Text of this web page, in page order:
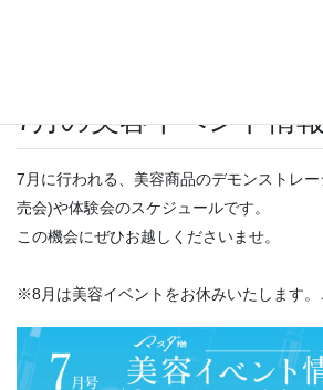
7月の美容イベント情
7月に行われる、美容商品のデモンストレ
売会)や体験会のスケジュールです。
この機会にぜひお越しくださいませ。
※8月は美容イベントをお休みいたします。